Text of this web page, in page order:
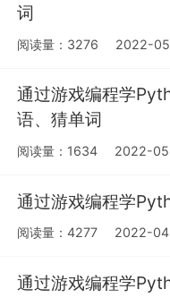
词
阅读量：3276 2022-
通过游戏编程学
语、猜单词
阅读量：1634 2022-
通过游戏编程学
阅读量：4277 2022-
通过游戏编程学